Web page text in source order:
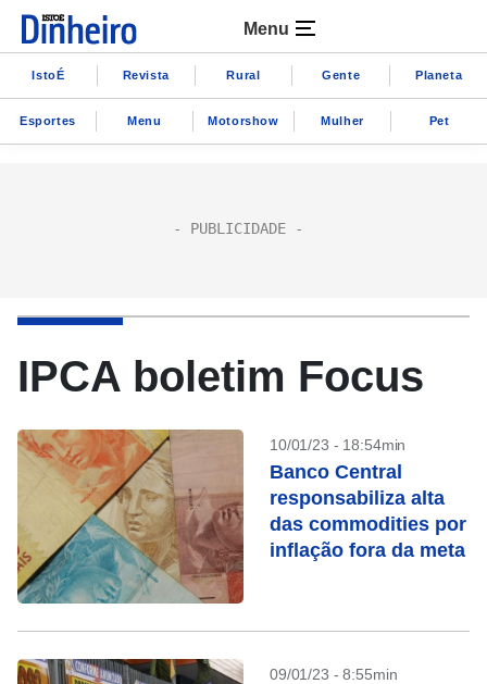
Menu
IstoÉ Revista Rural Gente Planeta
Esportes Menu Motorshow Mulher Pet
IPCA boletim Focus
10/01/23 - 18:54min
Banco Central
responsabiliza alta
das commodities por
inflação fora da meta
09/01/23 - 8:55min